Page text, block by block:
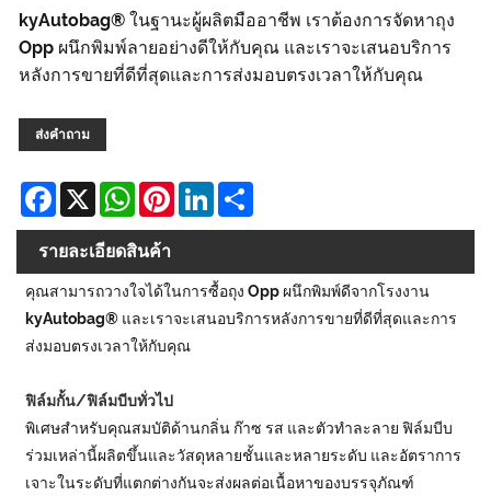
kyAutobag® ในฐานะผู้ผลิตมืออาชีพ เราต้องการจัดหาถุง
Opp ผนึกพิมพ์ลายอย่างดีให้กับคุณ และเราจะเสนอบริการ
หลังการขายที่ดีที่สุดและการส่งมอบตรงเวลาให้กับคุณ
ส่งคำถาม
Facebook
X WhatsApp
Pinterest
LinkedIn
รายละเอียดสินค้า
คุณสามารถวางใจได้ในการซื้อถุง Opp ผนึกพิมพ์ดีจากโรงงาน
kyAutobag® และเราจะเสนอบริการหลังการขายที่ดีที่สุดและการ
ส่งมอบตรงเวลาให้กับคุณ
ฟิล์มกั้น/ฟิล์มบีบทั่วไป
พิเศษสำหรับคุณสมบัติด้านกลิ่น ก๊าซ รส และตัวทำละลาย ฟิล์มบีบ
ร่วมเหล่านี้ผลิตขึ้นและวัสดุหลายชั้นและหลายระดับ และอัตราการ
เจาะในระดับที่แตกต่างกันจะส่งผลต่อเนื้อหาของบรรจุภัณฑ์